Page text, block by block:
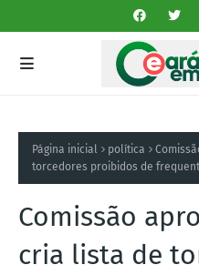
Página inicial política
torcedores proibidos de
Comissão
cria lista de